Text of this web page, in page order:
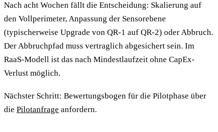
Nach acht Wochen fällt die Entscheidung: Skalierung auf
den Vollperimeter, Anpassung der Sensorebene
(typischerweise Upgrade von QR-1 auf QR-2) oder Abbruch.
Der Abbruchpfad muss vertraglich abgesichert sein. Im
RaaS-Modell ist das nach Mindestlaufzeit ohne CapEx-
Verlust möglich.
Nächster Schritt: Bewertungsbogen für die Pilotphase über
die Pilotanfrage anfordern.